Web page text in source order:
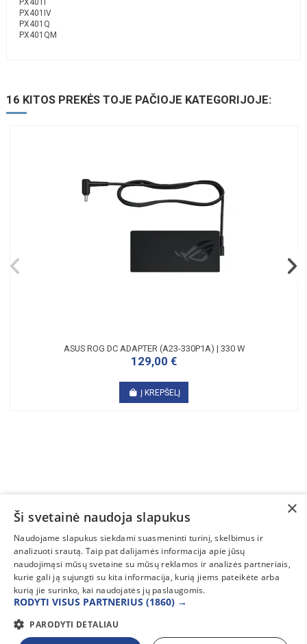
PX401I
PX401IV
PX401Q
PX401QM
16 KITOS PREKĖS TOJE PAČIOJE KATEGORIJOJE:
ASUS ROG DC ADAPTER (A23-330P1A) | 330 W
129,00 €
Į KREPŠELĮ
INFORMACIJA
PAGALBA
×
Ši svetainė naudoja slapukus
Naudojame slapukus siekdami suasmeninti turinį, skelbimus ir
analizuoti srautą. Taip pat dalijamės informacija apie jūsų
naudojimąsi mūsų svetaine su mūsų reklamos ir analizės partneriais,
kurie gali ją sujungti su kita informacija, kurią jiems pateikėte arba
kurią jie surinko, kai naudojatės jų paslaugomis.
RODYTI VISUS PARTNERIUS (1860) →
PARODYTI DETALIAU